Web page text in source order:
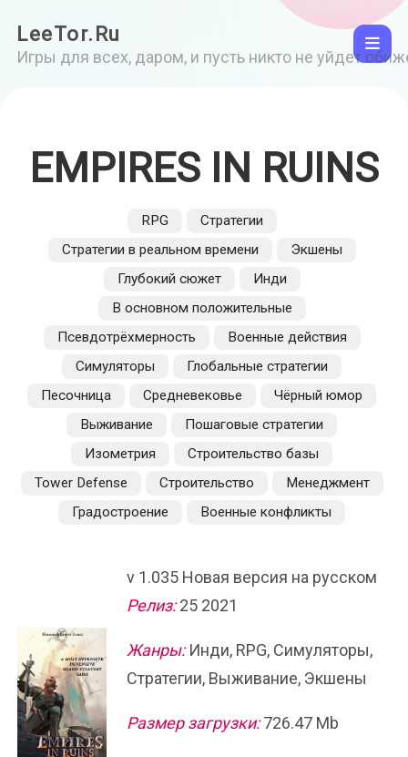
LeeTor.Ru
Игры для всех, даром, и пусть никто не уйдет
EMPIRES IN RUINS
RPG
Стратегии
Стратегии в реальном времени
Экшены
Глубокий сюжет
Инди
В основном положительные
Псевдотрёхмерность
Военные действия
Симуляторы
Глобальные стратегии
Песочница
Средневековье
Чёрный юмор
Выживание
Пошаговые стратегии
Изометрия
Строительство базы
Tower Defense
Строительство
Менеджмент
Градостроение
Военные конфликты
v 1.035 Новая версия на русском
Релиз:25 2021
Жанры:Инди, RPG, Симуляторы,
Стратегии, Выживание, Экшены
Размер загрузки:726.47 Mb